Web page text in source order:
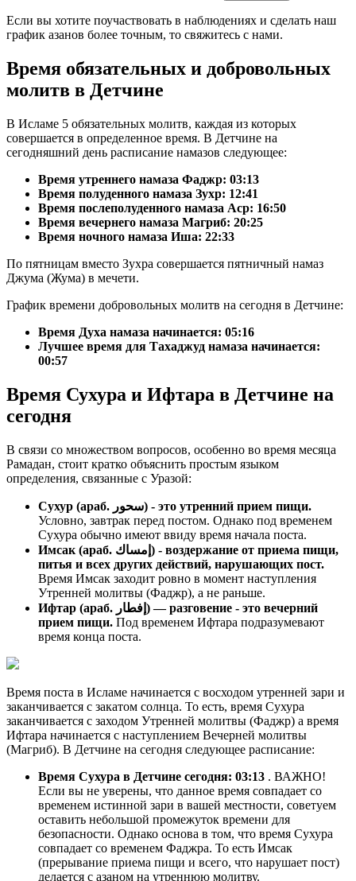
Если вы хотите поучаствовать в наблюдениях и сделать наш
график азанов более точным, то свяжитесь с нами.
Время обязательных и добровольных
молитв в Детчине
В Исламе 5 обязательных молитв, каждая из которых
совершается в определенное время. В Детчине на
сегодняшний день расписание намазов следующее:
Время утреннего намаза Фаджр: 03:13
Время полуденного намаза Зухр: 12:41
Время послеполуденного намаза Аср: 16:50
Время вечернего намаза Магриб: 20:25
Время ночного намаза Иша: 22:33
По пятницам вместо Зухра совершается пятничный намаз
Джума (Жума) в мечети.
График времени добровольных молитв на сегодня в Детчине:
Время Духа намаза начинается: 05:16
Лучшее время для Тахаджуд намаза начинается:
00:57
Время Сухура и Ифтара в Детчине на
сегодня
В связи со множеством вопросов, особенно во время месяца
Рамадан, стоит кратко объяснить простым языком
определения, связанные с Уразой:
Сухур (араб. سحور) - это утренний прием пищи.
Условно, завтрак перед постом. Однако под временем
Сухура обычно имеют ввиду время начала поста.
Имсак (араб. إمساك) - воздержание от приема пищи,
питья и всех других действий, нарушающих пост.
Время Имсак заходит ровно в момент наступления
Утренней молитвы (Фаджр), а не раньше.
Ифтар (араб. إفطار) — разговение - это вечерний
прием пищи. Под временем Ифтара подразумевают
время конца поста.
Время поста в Исламе начинается с восходом утренней зари и
заканчивается с закатом солнца. То есть, время Сухура
заканчивается с заходом Утренней молитвы (Фаджр) а время
Ифтара начинается с наступлением Вечерней молитвы
(Магриб). В Детчине на сегодня следующее расписание:
Время Сухура в Детчине сегодня: 03:13 . ВАЖНО!
Если вы не уверены, что данное время совпадает со
временем истинной зари в вашей местности, советуем
оставить небольшой промежуток времени для
безопасности. Однако основа в том, что время Сухура
совпадает со временем Фаджра. То есть Имсак
(прерывание приема пищи и всего, что нарушает пост)
делается с азаном на утреннюю молитву.